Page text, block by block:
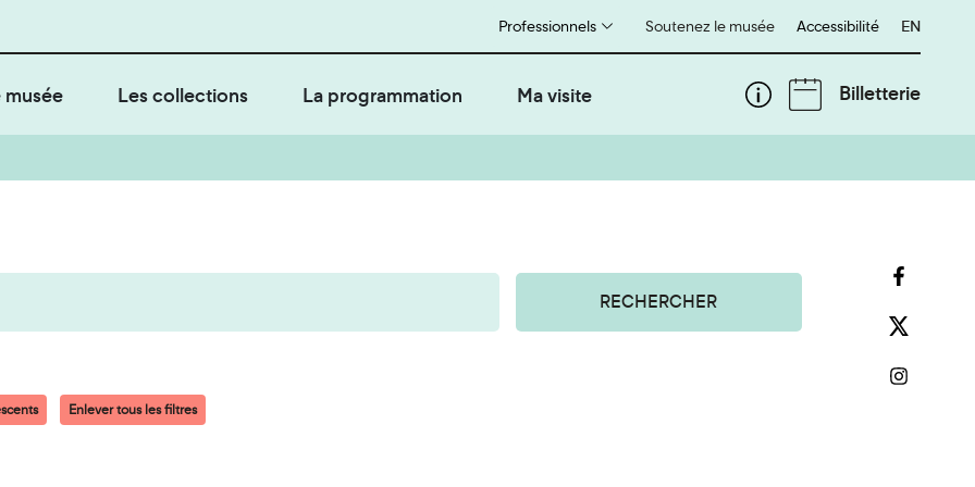
Soutenez le musée
Professionnels Accessibilité English
EN
musée Les collections La programmation Ma visite Billetterie
RECHERCHER
Enlever tous les filtres